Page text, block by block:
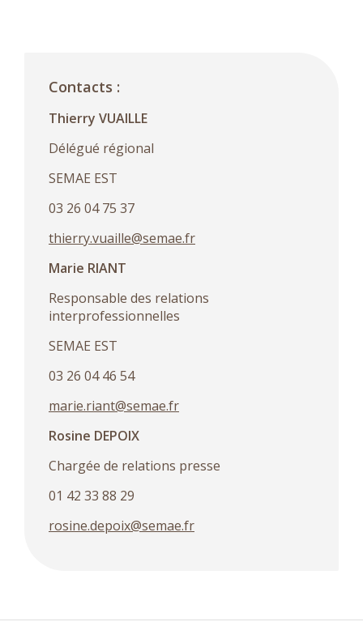
Contacts :
Thierry VUAILLE
Délégué régional
SEMAE EST
03 26 04 75 37
thierry.vuaille@semae.fr
Marie RIANT
Responsable des relations
interprofessionnelles
SEMAE EST
03 26 04 46 54
marie.riant@semae.fr
Rosine DEPOIX
Chargée de relations presse
01 42 33 88 29
rosine.depoix@semae.fr